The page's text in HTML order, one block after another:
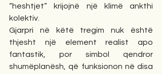
“heshtjet” krijojnë një klimë ankthi
kolektiv.
Gjarpri në këtë tregim nuk është
thjesht një element realist apo
fantastik, por simbol qendror
shumëplanësh, që funksionon në disa